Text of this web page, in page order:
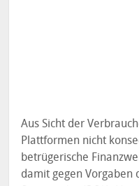
Aus Sicht der
Plattformen nicht
betrügerische
damit gegen Vorgaben